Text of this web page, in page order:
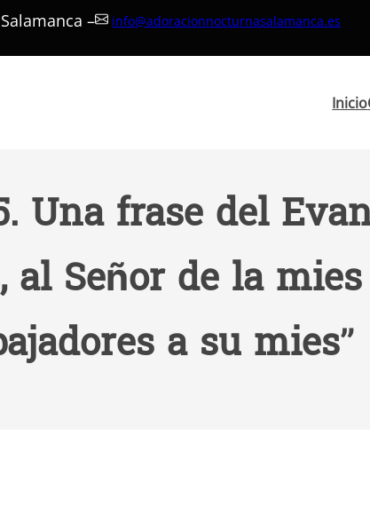
– info@adoracionnocturnasalamanca.es
Inicio
Una frase del
al Señor de la
a su mies”